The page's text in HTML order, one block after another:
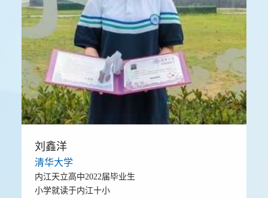
刘鑫洋
清华大学
内江天立高中2022届毕业生
小学就读于内江十小